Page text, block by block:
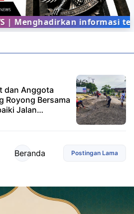
Menghadirkan informasi
dan Anggota
Royong Bersama
Jalan
Postingan Lama
Beranda